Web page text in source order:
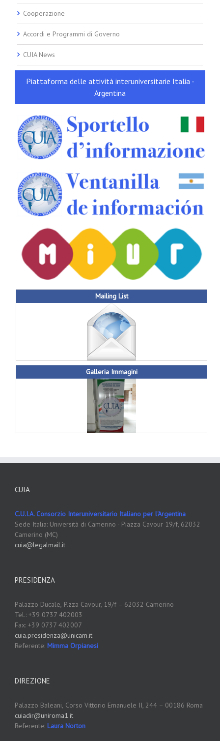
Cooperazione
Accordi e Programmi di Governo
CUIA News
Piattaforma delle attività interuniversitarie Italia -
Argentina
Mailing List
Galleria Immagini
CUIA
C.U.I.A. Consorzio Interuniversitario Italiano per l'Argentina
Sede Italia: Università di Camerino - Piazza Cavour 19/f, 62032
Camerino (MC)
cuia@legalmail.it
PRESIDENZA
Palazzo Ducale, P.zza Cavour, 19/f – 62032 Camerino
Tel.: +39 0737 402003
Fax: +39 0737 402007
cuia.presidenza@unicam.it
Referente: Mimma Orpianesi
DIREZIONE
Palazzo Baleani, Corso Vittorio Emanuele II, 244 – 00186 Roma
cuiadir@uniroma1.it
Referente: Laura Norton